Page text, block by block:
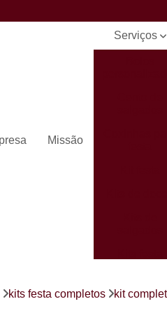
Missão
Serviços
Mini
kits festa completos kit